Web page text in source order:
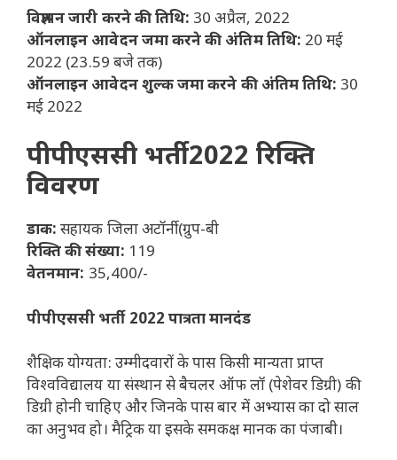
विज्ञापन जारी करने की तिथि: 30 अप्रैल, 2022
ऑनलाइन आवेदन जमा करने की अंतिम तिथि: 20 मई
2022 (23.59 बजे तक)
ऑनलाइन आवेदन शुल्क जमा करने की अंतिम तिथि: 30
मई 2022
पीपीएससी भर्ती 2022 रिक्ति
विवरण
डाक:सहायक जिला अटॉर्नी (ग्रुप-बी
रिक्ति की संख्या: 119
वेतनमान: 35,400/-
पीपीएससी भर्ती 2022 पात्रता मानदंड
शैक्षिक योग्यता: उम्मीदवारों के पास किसी मान्यता प्राप्त
विश्वविद्यालय या संस्थान से बैचलर ऑफ लॉ (पेशेवर डिग्री) की
डिग्री होनी चाहिए और जिनके पास बार में अभ्यास का दो साल
का अनुभव हो। मैट्रिक या इसके समकक्ष मानक का पंजाबी।